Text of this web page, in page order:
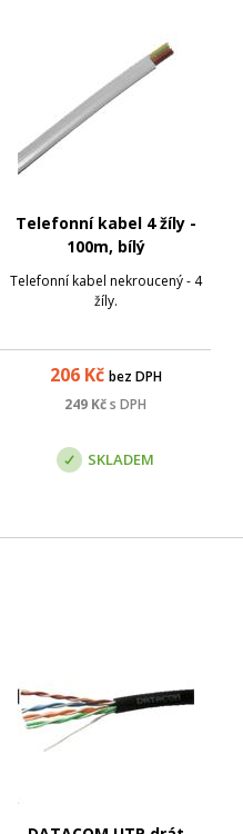
Telefonní kabel 4 žíly -
100m, bílý
Telefonní kabel nekroucený - 4
žíly.
206Kč bez DPH
249 Kčs DPH
SKLADEM